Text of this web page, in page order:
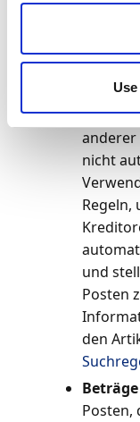
nicht
Regeln,
und
Posten
den
Posten,